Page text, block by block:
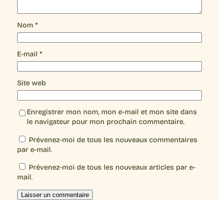
Nom *
E-mail *
Site web
Enregistrer mon nom, mon e-mail et mon site dans
le navigateur pour mon prochain commentaire.
Prévenez-moi de tous les nouveaux commentaires
par e-mail.
Prévenez-moi de tous les nouveaux articles par e-
mail.